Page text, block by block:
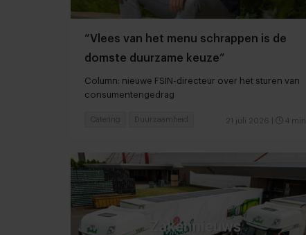
“Vlees van het menu schrappen is de
domste duurzame keuze”
Column: nieuwe FSIN-directeur over het sturen van
consumentengedrag
21 juli 2026 4 min
Catering Duurzaamheid